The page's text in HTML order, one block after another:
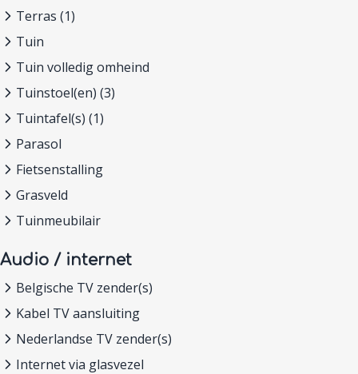
Terras (1)
Tuin
Tuin volledig omheind
Tuinstoel(en) (3)
Tuintafel(s) (1)
Parasol
Fietsenstalling
Grasveld
Tuinmeubilair
Audio / internet
Belgische TV zender(s)
Kabel TV aansluiting
Nederlandse TV zender(s)
Internet via glasvezel